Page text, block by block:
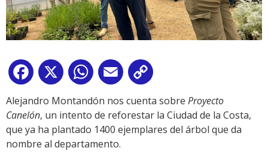
Facebook
X WhatsApp
Email
Link
Alejandro Montandón nos cuenta sobre Proyecto
Canelón, un intento de reforestar la Ciudad de la Costa,
que ya ha plantado 1400 ejemplares del árbol que da
nombre al departamento.